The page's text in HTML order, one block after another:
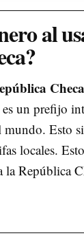
al
Checa
un prefijo
Esto
locales.
República